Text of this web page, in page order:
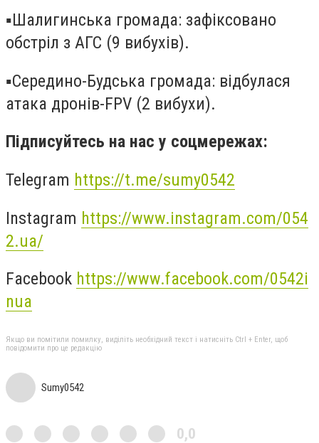
▪️Шалигинська громада: зафіксовано
обстріл з АГС (9 вибухів).
▪️Середино-Будська громада: відбулася
атака дронів-FPV (2 вибухи).
Підписуйтесь на нас у соцмережах:
Telegram https://t.me/sumy0542
Instagram https://www.instagram.com/054
2.ua/
Facebook https://www.facebook.com/0542i
nua
Якщо ви помітили помилку, виділіть необхідний текст і натисніть Ctrl + Enter, щоб
повідомити про це редакцію
Sumy0542
0,0